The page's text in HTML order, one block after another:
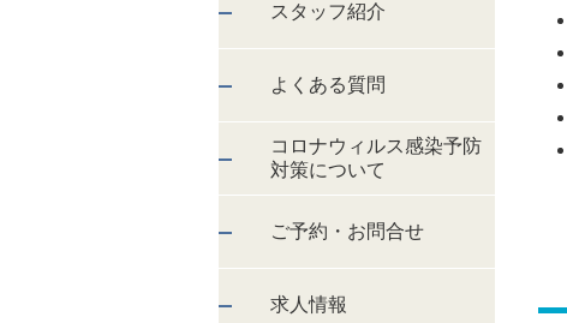
スタッフ紹介
よくある質問
コロナウィルス感染予防
対策について
ご予約・お問合せ
求人情報